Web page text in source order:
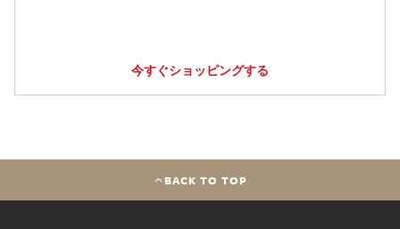
今すぐショッピングする
BACK TO TOP